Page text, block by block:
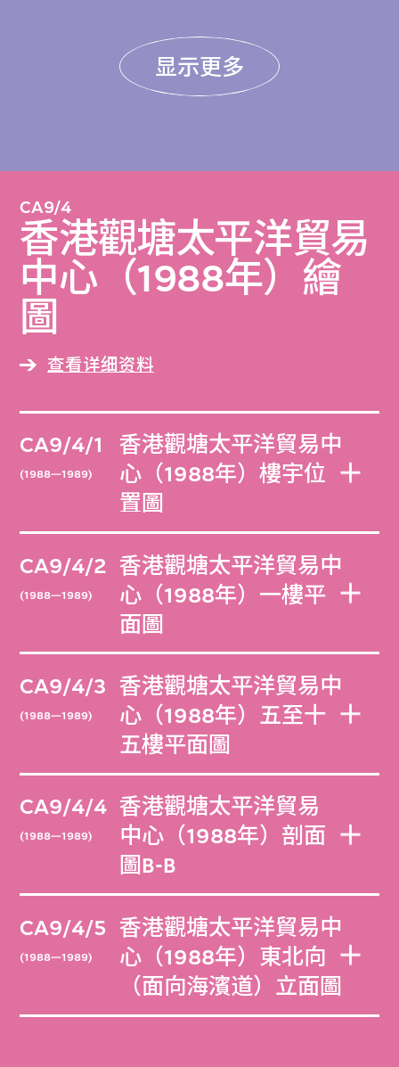
显示更多
CA9/4
香港觀塘太平洋貿易
中心（1988年）繪
圖
查看详细资料
CA9/4/1
(1988—1989)
香港觀塘太平洋貿易中
心（1988年）樓宇位
置圖
CA9/4/2
(1988—1989)
香港觀塘太平洋貿易中
心（1988年）一樓平
面圖
CA9/4/3
(1988—1989)
香港觀塘太平洋貿易中
心（1988年）五至十
五樓平面圖
CA9/4/4
(1988—1989)
香港觀塘太平洋貿易
中心（1988年）剖面
圖B-B
CA9/4/5
(1988—1989)
香港觀塘太平洋貿易中
心（1988年）東北向
（面向海濱道）立面圖